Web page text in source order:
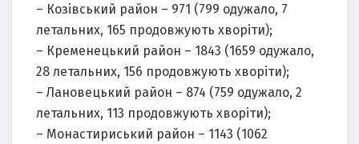
– Козівський район – 971 (799 одужало, 7
летальних, 165 продовжують хворіти);
– Кременецький район – 1843 (1659 одужало,
28 летальних, 156 продовжують хворіти);
– Лановецький район – 874 (759 одужало, 2
летальних, 113 продовжують хворіти);
– Монастириський район – 1143 (1062